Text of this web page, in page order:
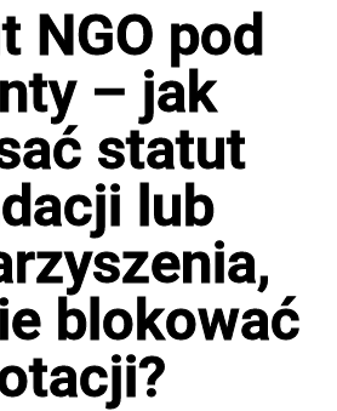
NGO pod
– jak
statut
lub
blokować